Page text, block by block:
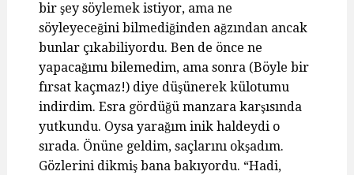
bir şey söylemek istiyor, ama ne
söyleyeceğini bilmediğinden ağzından ancak
bunlar çıkabiliyordu. Ben de önce ne
yapacağımı bilemedim, ama sonra (Böyle bir
fırsat kaçmaz!) diye düşünerek külotumu
indirdim. Esra gördüğü manzara karşısında
yutkundu. Oysa yarağım inik haldeydi o
sırada. Önüne geldim, saçlarını okşadım.
Gözlerini dikmiş bana bakıyordu. “Hadi,